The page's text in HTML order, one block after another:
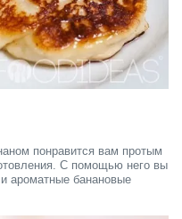
понравится вам протым
С помощью него вы
ароматные банановые